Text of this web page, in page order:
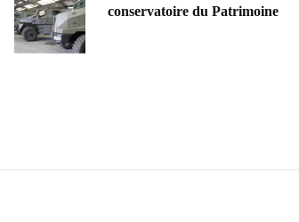
conservatoire du Patrimoine